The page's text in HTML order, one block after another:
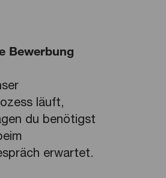
Bewerbung
läuft,
du benötigst
erwartet.